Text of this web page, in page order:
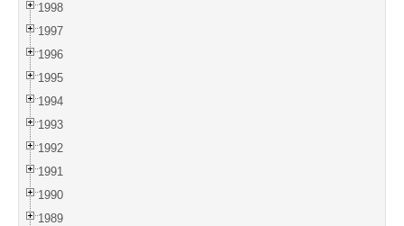
1998
1997
1996
1995
1994
1993
1992
1991
1990
1989